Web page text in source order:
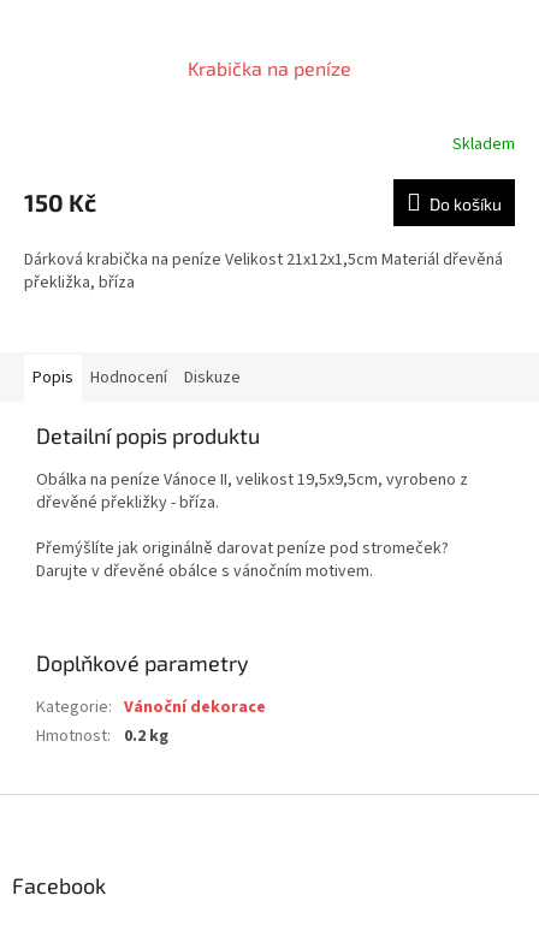
Krabička na peníze
Skladem
150 Kč Do košíku
Dárková krabička na peníze Velikost 21x12x1,5cm Materiál dřevěná
překližka, bříza
Popis Hodnocení Diskuze
Detailní popis produktu
Obálka na peníze Vánoce II, velikost 19,5x9,5cm, vyrobeno z
dřevěné překližky - bříza.
Přemýšlíte jak originálně darovat peníze pod stromeček?
Darujte v dřevěné obálce s vánočním motivem.
Doplňkové parametry
Kategorie: Vánoční dekorace
Hmotnost: 0.2 kg
Facebook